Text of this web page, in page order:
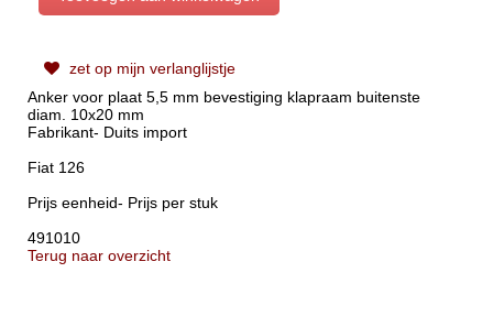
zet op mijn verlanglijstje
Anker voor plaat 5,5 mm bevestiging klapraam buitenste
diam. 10x20 mm
Fabrikant- Duits import
Fiat 126
Prijs eenheid- Prijs per stuk
491010
Terug naar overzicht